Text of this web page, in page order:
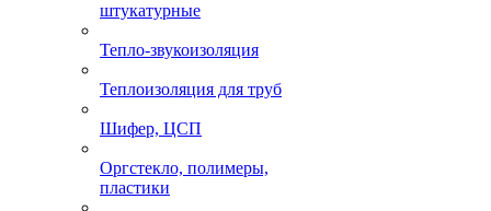
штукатурные
Тепло-звукоизоляция
Теплоизоляция для труб
Шифер, ЦСП
Оргстекло, полимеры,
пластики